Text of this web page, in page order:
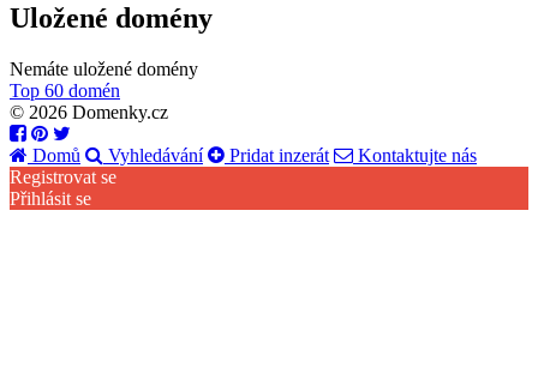
Uložené domény
Nemáte uložené domény
Top 60 domén
© 2026 Domenky.cz
Domů Vyhledávání Pridat inzerát
Kontaktujte nás
Registrovat se
Přihlásit se